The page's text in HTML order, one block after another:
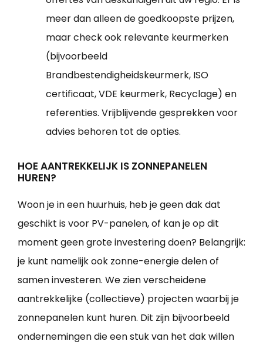
meer dan alleen de goedkoopste prijzen,
maar check ook relevante keurmerken
(bijvoorbeeld
Brandbestendigheidskeurmerk, ISO
certificaat, VDE keurmerk, Recyclage) en
referenties. Vrijblijvende gesprekken voor
advies behoren tot de opties.
HOE AANTREKKELIJK IS ZONNEPANELEN
HUREN?
Woon je in een huurhuis, heb je geen dak dat
geschikt is voor PV-panelen, of kan je op dit
moment geen grote investering doen? Belangrijk:
je kunt namelijk ook zonne-energie delen of
samen investeren. We zien verscheidene
aantrekkelijke (collectieve) projecten waarbij je
zonnepanelen kunt huren. Dit zijn bijvoorbeeld
ondernemingen die een stuk van het dak willen